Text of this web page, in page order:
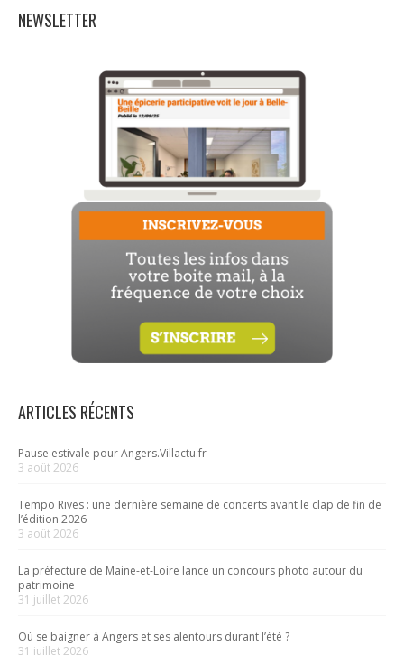
NEWSLETTER
ARTICLES RÉCENTS
Pause estivale pour Angers.Villactu.fr
3 août 2026
Tempo Rives : une dernière semaine de concerts avant le clap de fin de
l’édition 2026
3 août 2026
La préfecture de Maine-et-Loire lance un concours photo autour du
patrimoine
31 juillet 2026
Où se baigner à Angers et ses alentours durant l’été ?
31 juillet 2026